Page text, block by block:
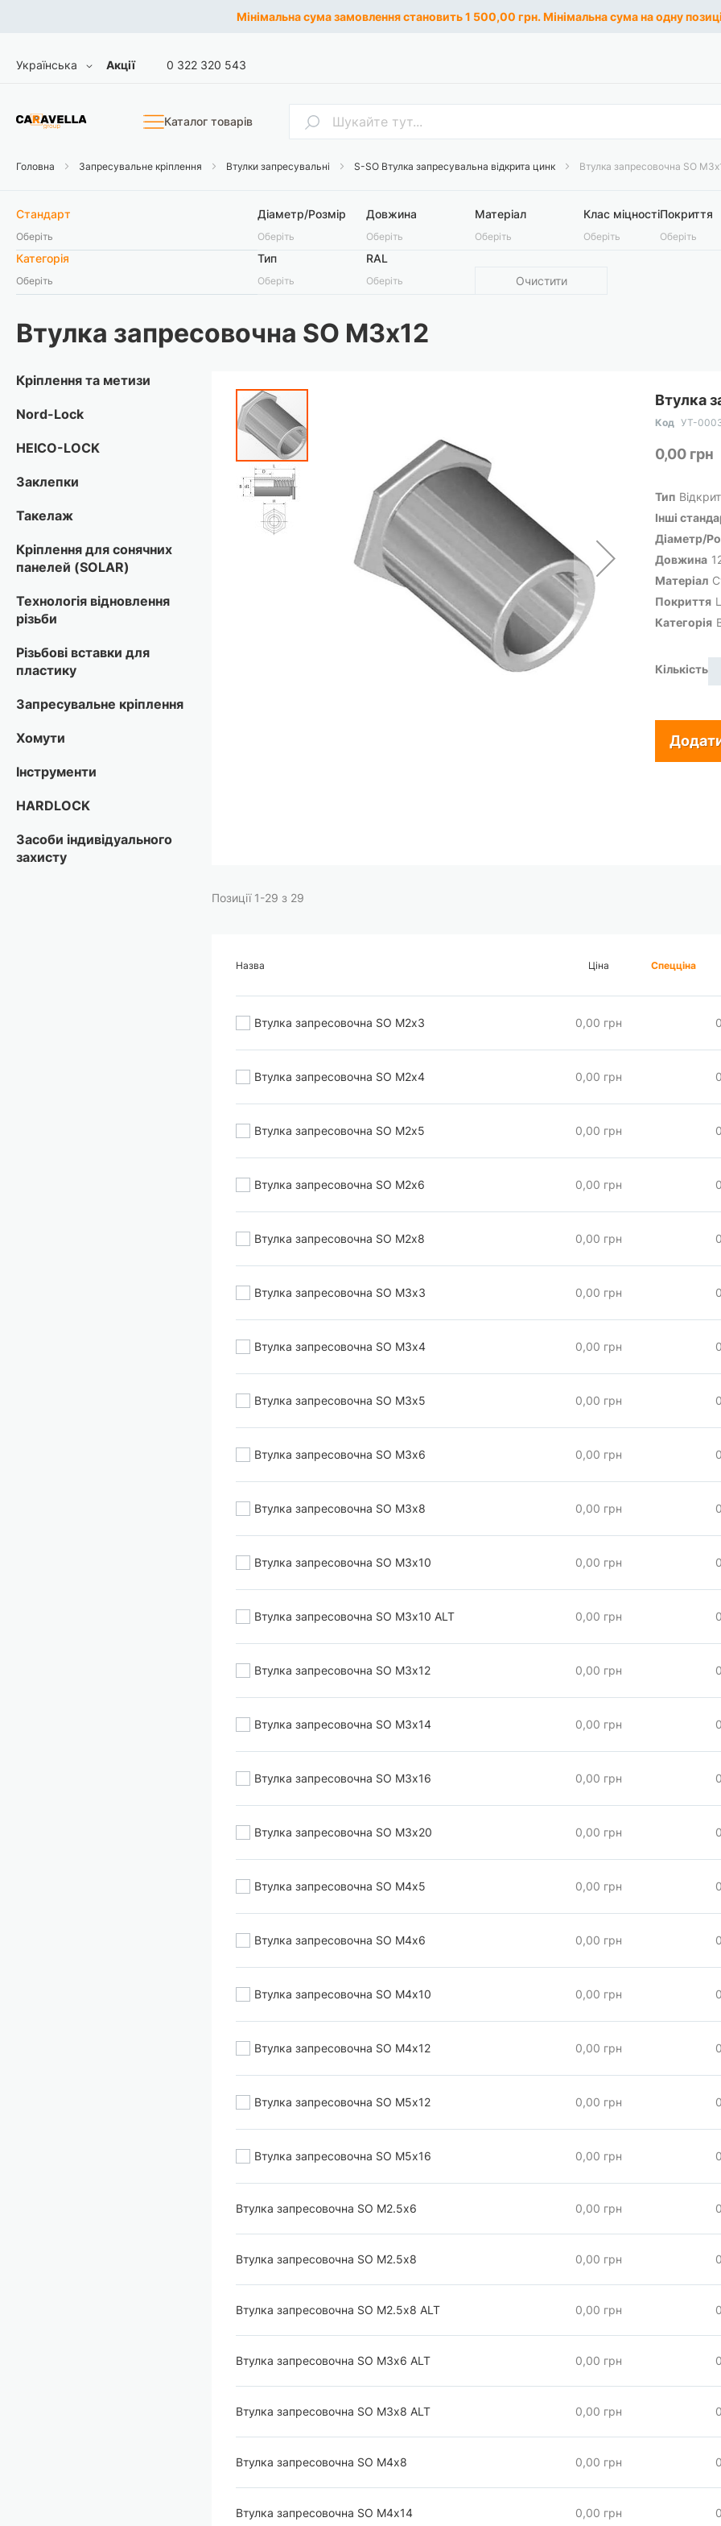
Мінімальна сума замовлення становить 1 500,00 грн. Мінімальна сума на одну
Skip
Мова
Українська Акції 0 322 320 543
Каталог товарів Пошук
Головна Запресувальне кріплення Втулки запресувальні S-SO Втулка запресувальна відкрита цинк Втулка запресовочна SO
Стандарт
Оберіть
Категорія
Оберіть
Діаметр/Розмір
Оберіть
Довжина
Оберіть
Матеріал
Оберіть
Клас міцності
Оберіть
Покриття
Оберіть
Тип
Оберіть
RAL
Оберіть Очистити
Втулка запресовочна SO М3х12
Втулка
Код УТ-
0,00 грн
Тип
Інші
Діаметр/
Довжина
Матеріал
Покриття
Категорія
Кількість
Перейти
до
кінця
галереї
зображень
Позиції 1-29 з 29
Назва Ціна Спецціна
Втулка запресовочна SO М2х3 0,00 грн
Втулка запресовочна SO М2х4 0,00 грн
Втулка запресовочна SO М2х5 0,00 грн
Втулка запресовочна SO М2х6 0,00 грн
Втулка запресовочна SO М2х8 0,00 грн
Втулка запресовочна SO М3х3 0,00 грн
Втулка запресовочна SO М3х4 0,00 грн
Втулка запресовочна SO М3х5 0,00 грн
Втулка запресовочна SO М3х6 0,00 грн
Втулка запресовочна SO М3х8 0,00 грн
Втулка запресовочна SO М3х10 0,00 грн
Втулка запресовочна SO М3х10 АLT 0,00 грн
Втулка запресовочна SO М3х12 0,00 грн
Втулка запресовочна SO М3х14 0,00 грн
Втулка запресовочна SO М3х16 0,00 грн
Втулка запресовочна SO М3х20 0,00 грн
Втулка запресовочна SO М4х5 0,00 грн
Втулка запресовочна SO М4х6 0,00 грн
Втулка запресовочна SO М4х10 0,00 грн
Втулка запресовочна SO М4х12 0,00 грн
Втулка запресовочна SO М5х12 0,00 грн
Втулка запресовочна SO М5х16 0,00 грн
Втулка запресовочна SO М2.5х6 0,00 грн
Втулка запресовочна SO М2.5х8 0,00 грн
Втулка запресовочна SO М2.5х8 АLT 0,00 грн
Втулка запресовочна SO М3х6 АLT 0,00 грн
Втулка запресовочна SO М3х8 АLT 0,00 грн
Втулка запресовочна SO М4х8 0,00 грн
Втулка запресовочна SO М4х14 0,00 грн
Кріплення та метизи
Nord-Lock
HEICO-LOCK
Заклепки
Такелаж
Кріплення для сонячних
панелей (SOLAR)
Технологія відновлення
різьби
Різьбові вставки для
пластику
Запресувальне кріплення
Хомути
Інструменти
HARDLOCK
Засоби індивідуального
захисту